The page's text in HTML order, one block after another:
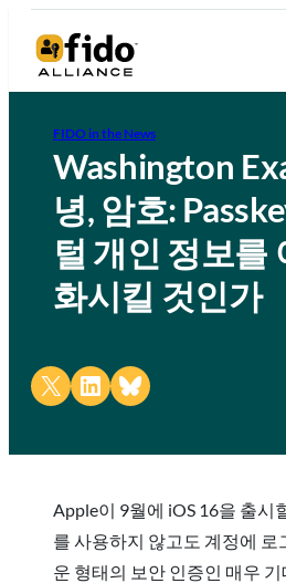
FIDO in the News
Washington
녕, 암호:
털 개인 정보를
화시킬 것인가
Share on X Share on LinkedIn
Share on Bluesky
Apple이 9월에 iOS 16을 출시
를 사용하지 않고도 계정에 로
운 형태의 보안 인증인 매우